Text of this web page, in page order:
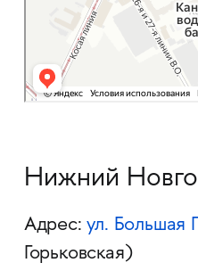
Нижний
Адрес: ул. Большая
Горьковская)